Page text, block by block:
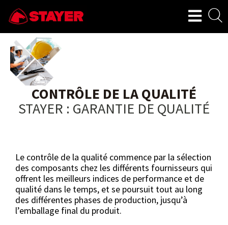
CONTRÔLE DE LA QUALITÉ
STAYER : GARANTIE DE QUALITÉ
Le contrôle de la qualité commence par la sélection
des composants chez les différents fournisseurs qui
offrent les meilleurs indices de performance et de
qualité dans le temps, et se poursuit tout au long
des différentes phases de production, jusqu’à
l’emballage final du produit.